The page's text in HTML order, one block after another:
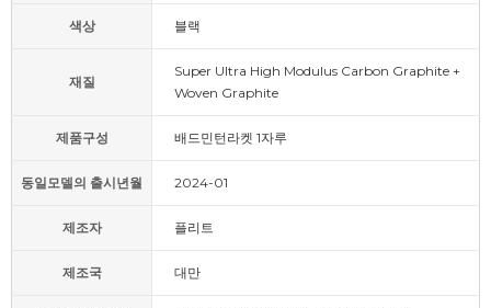
색상 블랙
재질
Super Ultra High Modulus Carbon Graphite +
Woven Graphite
제품구성 배드민턴라켓 1자루
동일모델의 출시년월 2024-01
제조자 플리트
제조국 대만